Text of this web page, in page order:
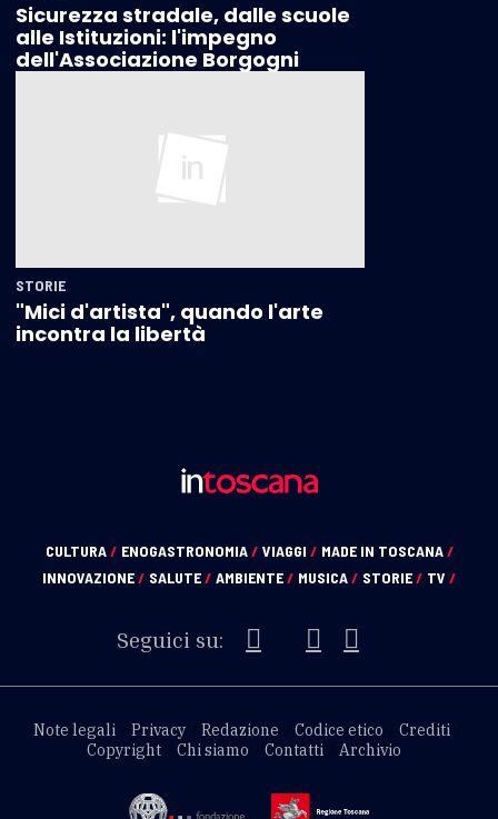
Sicurezza stradale, dalle scuole
alle Istituzioni: l'impegno
dell'Associazione Borgogni
STORIE
"Mici d'artista", quando l'arte
incontra la libertà
CULTURA/ ENOGASTRONOMIA/ VIAGGI / MADE IN TOSCANA/
INNOVAZIONE/ SALUTE/ AMBIENTE/ MUSICA/ STORIE/ TV /
Seguici su:
Note legali Privacy Redazione Codice etico
Crediti
Copyright
Chi siamo Contatti Archivio